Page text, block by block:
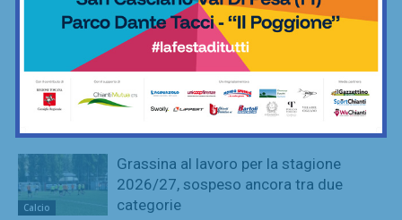
confermato direttore tecnico. In serata
presentazione del nuovo allenatore
La Virtus Lilliano e il ripescaggio in
Seconda: “Una gioia immensa. Pronti
ad affrontare la nuova avventura”
Calcio
Grassina al lavoro per la stagione
2026/27, sospeso ancora tra due
categorie